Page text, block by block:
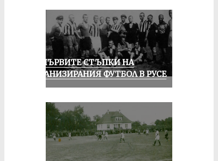
ЗА ПЪРВИТЕ СТЪПКИ НА
ОРГАНИЗИРАНИЯ ФУТБОЛ В РУСЕ